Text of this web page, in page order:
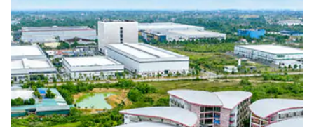
Trang chủ
Giới thiệu
Chức năng nhiệm vụ
Cơ cấu tổ chức
Tin tức sự kiện
Khoa học và Công nghệ
Dịch vụ công